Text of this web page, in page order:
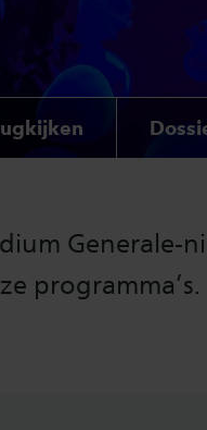
Generale-
programma’s.